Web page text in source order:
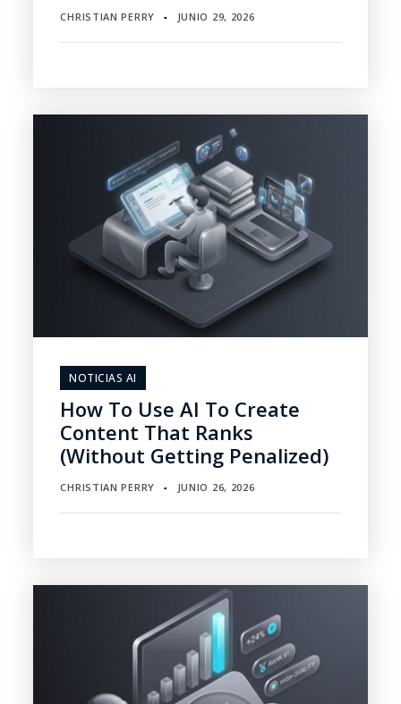
CHRISTIAN PERRY ▪ JUNIO 29, 2026
NOTICIAS AI
How To Use AI To Create
Content That Ranks
(Without Getting Penalized)
CHRISTIAN PERRY ▪ JUNIO 26, 2026